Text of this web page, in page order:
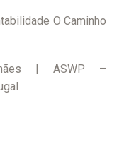
O Caminho
| ASWP –